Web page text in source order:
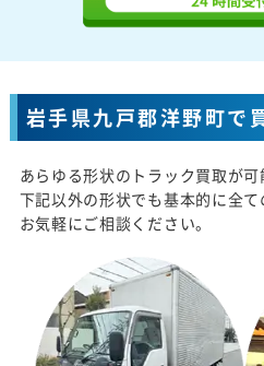
岩手県九戸郡洋野町で
あらゆる形状のトラック買取が可
下記以外の形状でも基本的に全て
お気軽にご相談ください。